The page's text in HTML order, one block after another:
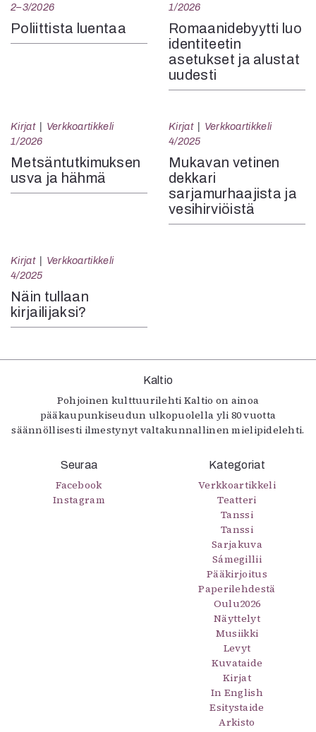
2–3/2026
Poliittista luentaa
1/2026
Romaanidebyytti luo
identiteetin
asetukset ja alustat
uudesti
Kirjat
Verkkoartikkeli
1/2026
Metsäntutkimuksen
usva ja hähmä
Kirjat
Verkkoartikkeli
4/2025
Mukavan vetinen
dekkari
sarjamurhaajista ja
vesihirviöistä
Kirjat
Verkkoartikkeli
4/2025
Näin tullaan
kirjailijaksi?
Kaltio
Pohjoinen kulttuurilehti Kaltio on ainoa
pääkaupunkiseudun ulkopuolella yli 80 vuotta
säännöllisesti ilmestynyt valtakunnallinen mielipidelehti.
Seuraa
Facebook
Instagram
Kategoriat
Verkkoartikkeli
Teatteri
Tanssi
Tanssi
Sarjakuva
Sámegillii
Pääkirjoitus
Paperilehdestä
Oulu2026
Näyttelyt
Musiikki
Levyt
Kuvataide
Kirjat
In English
Esitystaide
Arkisto